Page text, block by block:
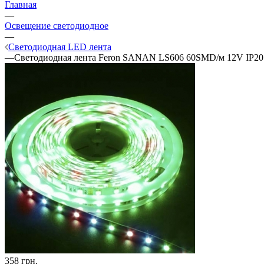
Главная
—
Освещение светодиодное
—
Светодиодная LED лента
—Светодиодная лента Feron SANAN LS606 60SMD/м 12V
358 грн.